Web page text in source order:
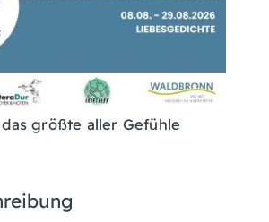
größte aller Gefühle